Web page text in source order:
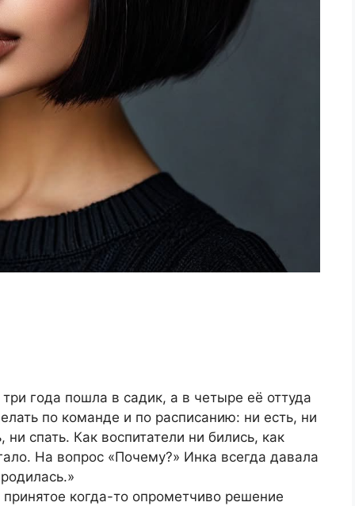
года пошла в садик, а в четыре её оттуда
по команде и по расписанию: ни есть, ни
ни спать. Как воспитатели ни бились, как
На вопрос «Почему?» Инка всегда давала
когда-то опрометчиво решение